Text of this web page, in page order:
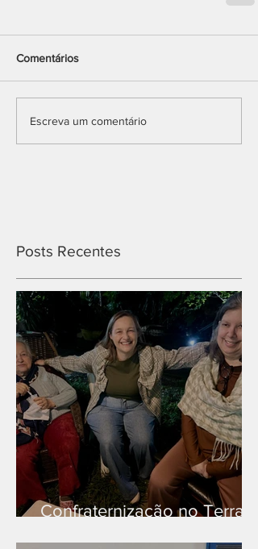
Comentários
Escreva um comentário
Posts Recentes
Confraternização no Terra